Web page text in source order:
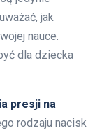
jak
nauce.
dla dziecka
presji na
rodzaju nacisk